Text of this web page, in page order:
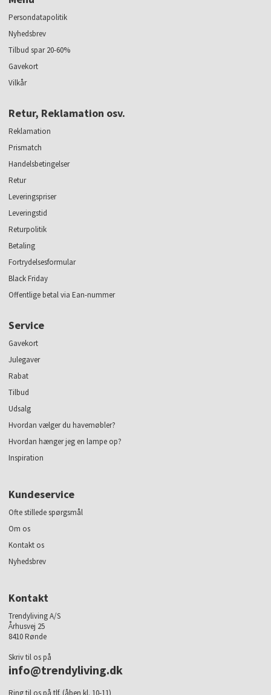
Persondatapolitik
Nyhedsbrev
Tilbud spar 20-60%
Gavekort
Vilkår
Retur, Reklamation osv.
Reklamation
Prismatch
Handelsbetingelser
Retur
Leveringspriser
Leveringstid
Returpolitik
Betaling
Fortrydelsesformular
Black Friday
Offentlige betal via Ean-nummer
Service
Gavekort
Julegaver
Rabat
Tilbud
Udsalg
Hvordan vælger du havemøbler?
Hvordan hænger jeg en lampe op?
Inspiration
Kundeservice
Ofte stillede spørgsmål
Om os
Kontakt os
Nyhedsbrev
Kontakt
Trendyliving A/S
Århusvej 25
8410 Rønde
Skriv til os på
info@trendyliving.dk